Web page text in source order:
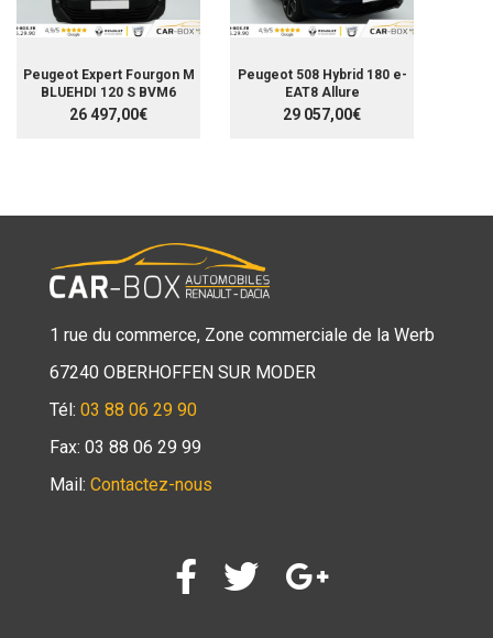
Peugeot Expert Fourgon M
BLUEHDI 120 S BVM6
26 497,00€
Peugeot 508 Hybrid 180 e-
EAT8 Allure
29 057,00€
1 rue du commerce, Zone commerciale de la Werb
67240 OBERHOFFEN SUR MODER
Tél: 03 88 06 29 90
Fax: 03 88 06 29 99
Mail: Contactez-nous